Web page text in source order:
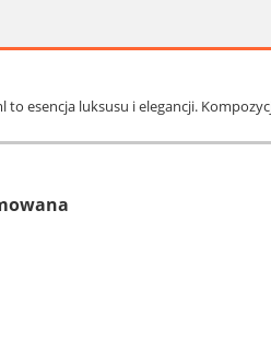
esencja luksusu i elegancji.